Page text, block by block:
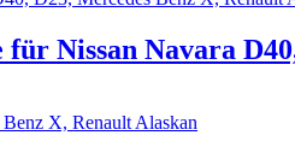
Nissan Navara